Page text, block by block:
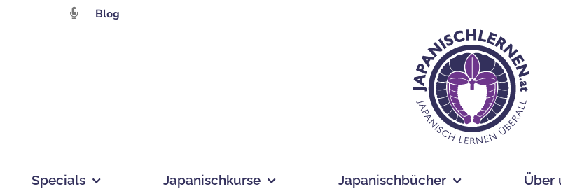
Blog
Specials Japanischkurse Japanischbücher Über